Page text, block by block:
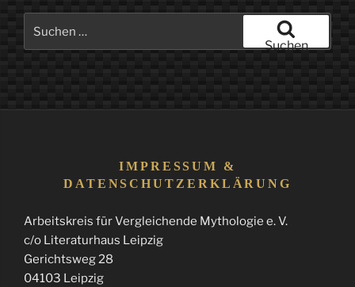
nach:
Suchen
IMPRESSUM &
DATENSCHUTZERKLÄRUNG
Arbeitskreis für Vergleichende Mythologie e. V.
c/o Literaturhaus Leipzig
Gerichtsweg 28
04103 Leipzig